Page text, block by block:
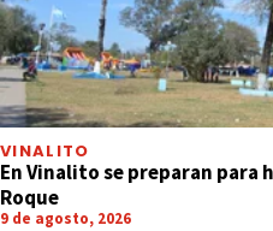
VINALITO
En Vinalito se preparan para
Roque
9 de agosto, 2026